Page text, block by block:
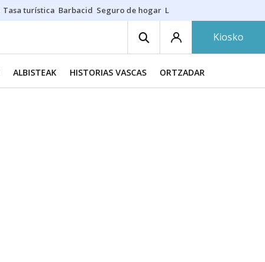
Tasa turística Barbacid Seguro de hogar Lío Athletic-Osasuna
Kiosko
ALBISTEAK HISTORIAS VASCAS ORTZADAR